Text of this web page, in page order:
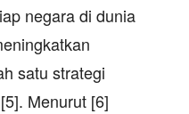
negara di dunia
satu strategi
Menurut [6]